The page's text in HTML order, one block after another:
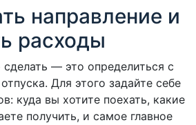
направление и
расходы
— это определиться с
Для этого задайте себе
куда вы хотите поехать, какие
получить, и самое главное